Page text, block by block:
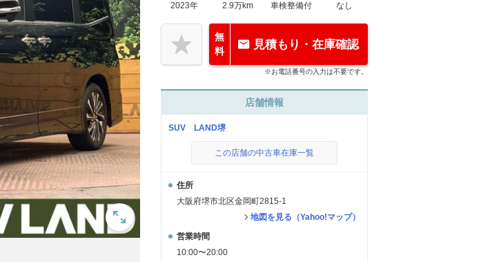
2023年
2.9万km
車検整備付
なし
無
料
見積もり・在庫確認
※お電話番号の入力は不要です。
店舗情報
SUV LAND堺
この店舗の中古車在庫一覧
住所
大阪府堺市北区金岡町2815-1
地図を見る（Yahoo!マップ）
営業時間
10:00〜20:00